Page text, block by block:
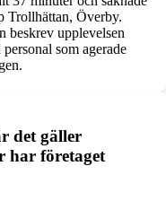
Trollhättan, Överby.
beskrev upplevelsen
som agerade
det gäller
har företaget